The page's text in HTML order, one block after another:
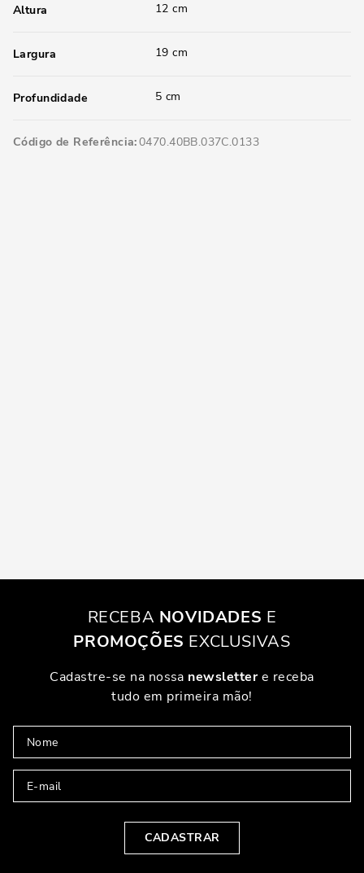
Altura 12 cm
Largura 19 cm
Profundidade 5 cm
Código de Referência 0470.40BB.037C.0133
RECEBA NOVIDADES E
PROMOÇÕES EXCLUSIVAS
Cadastre-se na nossa newslettere receba
tudo em primeira mão!
CADASTRAR